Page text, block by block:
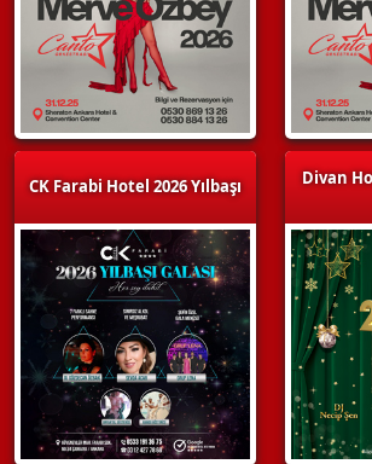
CK Farabi Hotel 2026 Yılbaşı
Divan